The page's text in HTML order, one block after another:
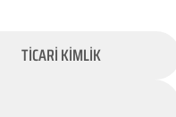
TİCARİ KİMLİK